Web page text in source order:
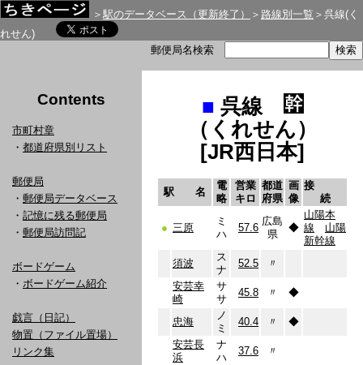
＞ 駅のデータベース（更新終了） ＞ 路線別一覧 ＞呉線(く
れせん)
郵便局名検索
Contents
市町村章
・ 都道府県別リスト
郵便局
・ 郵便局データベース
・ 記憶に残る郵便局
・ 郵便局訪問記
ボードゲーム
・ ボードゲーム紹介
戯言（日記）
物置（ファイル置場）
リンク集
■ 呉線
（くれせん）
[JR西日本]
駅 名
電
略
営業
キロ
都道
府県
画
像
接
続
● 三原
ミ
ハ
57.6
広島
県
◆
山陽本
線
山陽
新幹線
須波
ス
ナ
52.5
〃
安芸幸
崎
サ
サ
45.8 〃 ◆
忠海
ノ
ミ
40.4 〃
◆
安芸長
浜
ナ
ハ
37.6 〃